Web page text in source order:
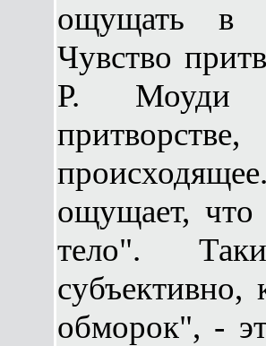
ощущать в
Чувство
Р. Моуди
ощущает, что
тело".
обморок", -